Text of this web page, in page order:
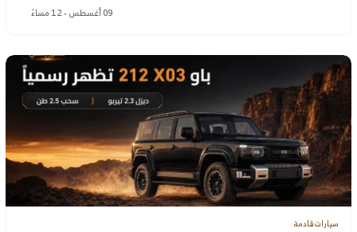
09 أغسطس - 12 مساءً
سيارات قادمة